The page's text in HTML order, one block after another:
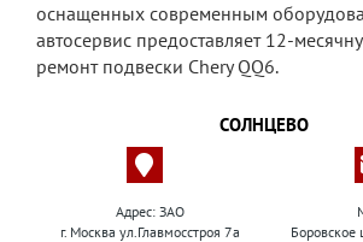
оснащенных современным
автосервис предоставляет 12-
ремонт подвески Chery QQ6.
СОЛНЦЕВО
Адрес: ЗАО
г. Москва ул.Главмосстроя 7а
Боровское